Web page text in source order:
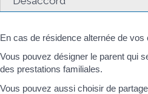
En cas de résidence alternée de
Vous pouvez désigner le parent qui
des prestations familiales.
Vous pouvez aussi choisir de